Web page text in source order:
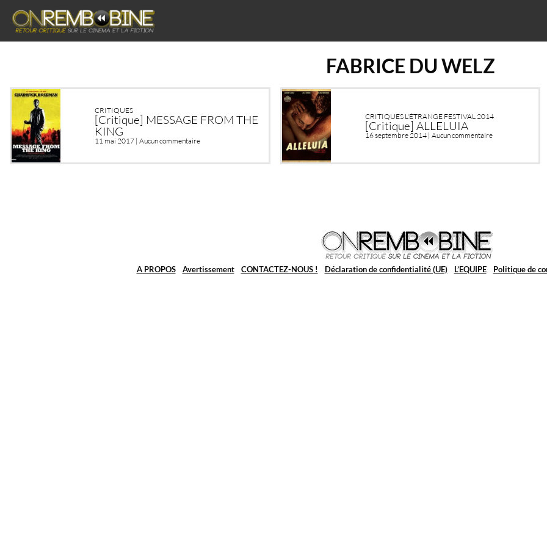
FABRICE DU WELZ
CRITIQUES
[Critique] MESSAGE FROM THE
KING
11 mai 2017 | Aucun commentaire
CRITIQUES L'ÉTRANGE FESTIVAL 2014
[Critique] ALLELUIA
16 septembre 2014 | Aucun commentaire
A PROPOS Avertissement CONTACTEZ-NOUS ! Déclaration de confidentialité (UE) L’EQUIPE Politique de